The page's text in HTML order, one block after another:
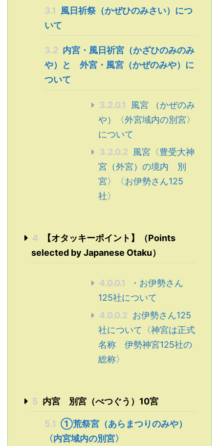
3.1
風日祈祭（かぜひのみさい）につ
いて
3.2 内宮・風日祈宮（かざひのみのみ
や）と 外宮・風宮（かぜのみや）に
ついて
3.2.0.1
風宮 （かぜのみ
や）〈外宮域内の別宮〉
について
3.2.0.2 風宮〈豊受大神
宮（外宮）の境内 別
宮〉〈お伊勢さん125
社〉
4
【オタッキーポイント】（Points
selected by Japanese Otaku）
4.0.0.1
・お伊勢さん
125社について
4.0.0.2 お伊勢さん125
社について〈神宮は正式
名称 伊勢神宮125社の
総称〉
5 内宮 別宮（べつぐう）10宮
5.1 ①荒祭宮（あらまつりのみや）
〈内宮域内の別宮〉